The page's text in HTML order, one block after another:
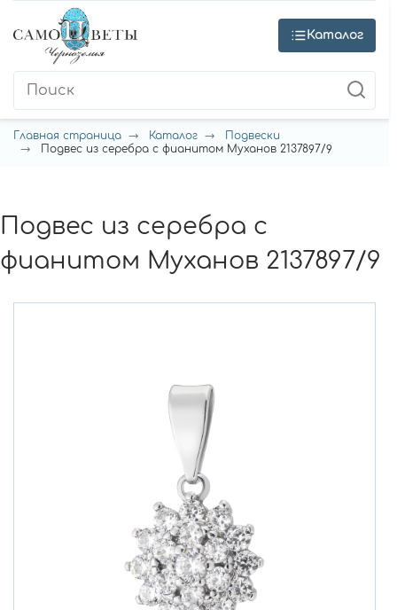
Каталог
Главная страница Каталог
Подвески
Подвес из серебра с фианитом Муханов 2137897/9
Подвес из серебра с
фианитом Муханов 2137897/9